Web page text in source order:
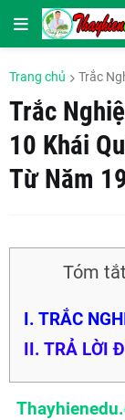
Trang chủ Trắc
Trắc
10 Khái
Từ Năm
Tóm
I. TRẮC
II. TRẢ LỜI